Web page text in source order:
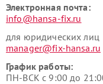
Электронная почта:
info@hansa-fix.ru
для юридических лиц
manager@fix-hansa.ru
График работы:
ПН-ВСК с 9:00 до